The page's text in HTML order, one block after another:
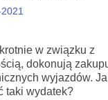
w związku z
dokonują
wyjazdów.
taki wydatek?